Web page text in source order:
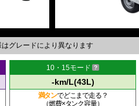
グレードにより異なります
10・15モード
-km/L(43L)
満タンでどこまで走る？
（燃費×タンク容量）